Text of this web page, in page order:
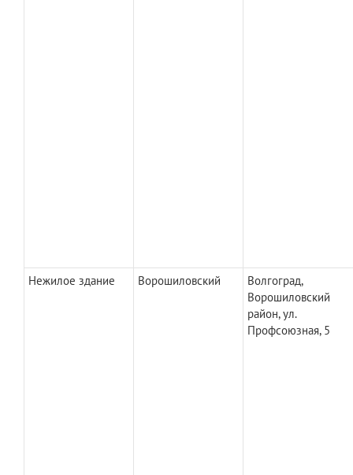
Нежилое здание Ворошиловский
Волгоград,
Ворошиловский
район, ул.
Профсоюзная, 5